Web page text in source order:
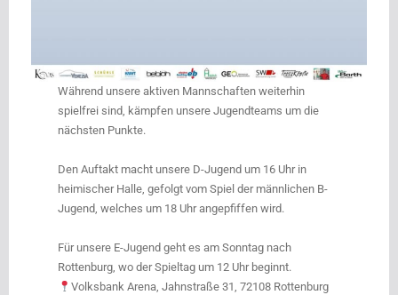
Während unsere aktiven Mannschaften weiterhin
spielfrei sind, kämpfen unsere Jugendteams um die
nächsten Punkte.
Den Auftakt macht unsere D-Jugend um 16 Uhr in
heimischer Halle, gefolgt vom Spiel der männlichen B-
Jugend, welches um 18 Uhr angepfiffen wird.
Für unsere E-Jugend geht es am Sonntag nach
Rottenburg, wo der Spieltag um 12 Uhr beginnt.
Volksbank Arena, Jahnstraße 31, 72108 Rottenburg